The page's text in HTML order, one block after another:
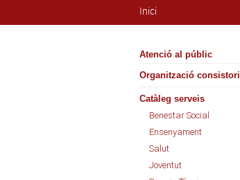
Inici
Atenció al públic
Organització consistori
Catàleg serveis
Benestar Social
Ensenyament
Salut
Joventut